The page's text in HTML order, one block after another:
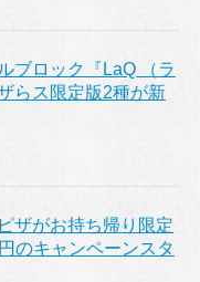
ブロック『LaQ （ラ
らス限定版2種が新
ザがお持ち帰り限定
のキャンペーンスタ